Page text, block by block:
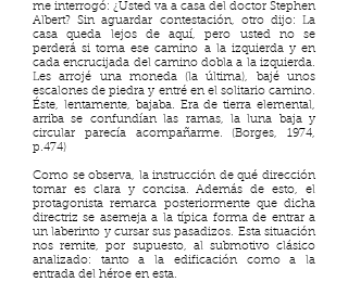
me interrogó: ¿Usted va a casa del doctor Stephen
Albert? Sin aguardar contestación, otro dijo: La
casa queda lejos de aquí, pero usted no se
perderá si toma ese camino a la izquierda y en
cada encrucijada del camino dobla a la izquierda.
Les arrojé una moneda (la última), bajé unos
escalones de piedra y entré en el solitario camino.
Éste, lentamente, bajaba. Era de tierra elemental,
arriba se confundían las ramas, la luna baja y
circular parecía acompañarme. (Borges, 1974,
p.474)
Como se observa, la instrucción de qué dirección
tomar es clara y concisa. Además de esto, el
protagonista remarca posteriormente que dicha
directriz se asemeja a la típica forma de entrar a
un laberinto y cursar sus pasadizos. Esta situación
nos remite, por supuesto, al submotivo clásico
analizado: tanto a la edificación como a la
entrada del héroe en esta.